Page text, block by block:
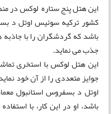
این هتل پنج ستاره لوکس در
کشور ترکیه سوئیس اوتل د
باشد که گردشگران را با
جذب می نماید.
این هتل لوکس با استخری
جوایز متعددی را از آن خود
اوتل د بسفروس استانبول
باشد، او در این کار، با